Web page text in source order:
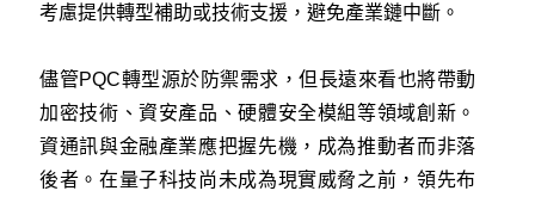
考慮提供轉型補助或技術支援，避免產業鏈中斷。
儘管PQC轉型源於防禦需求，但長遠來看也將帶動
加密技術、資安產品、硬體安全模組等領域創新。
資通訊與金融產業應把握先機，成為推動者而非落
後者。在量子科技尚未成為現實威脅之前，領先布